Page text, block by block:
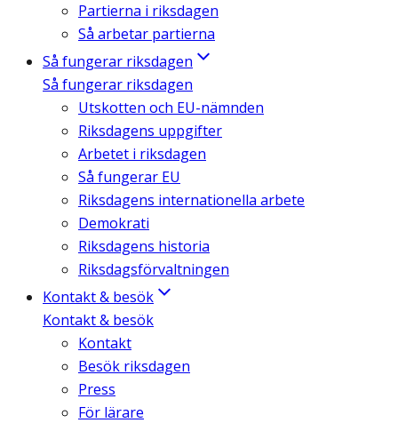
Partierna i riksdagen
Så arbetar partierna
Så fungerar riksdagen
Så fungerar riksdagen
Utskotten och EU-nämnden
Riksdagens uppgifter
Arbetet i riksdagen
Så fungerar EU
Riksdagens internationella arbete
Demokrati
Riksdagens historia
Riksdagsförvaltningen
Kontakt & besök
Kontakt & besök
Kontakt
Besök riksdagen
Press
För lärare